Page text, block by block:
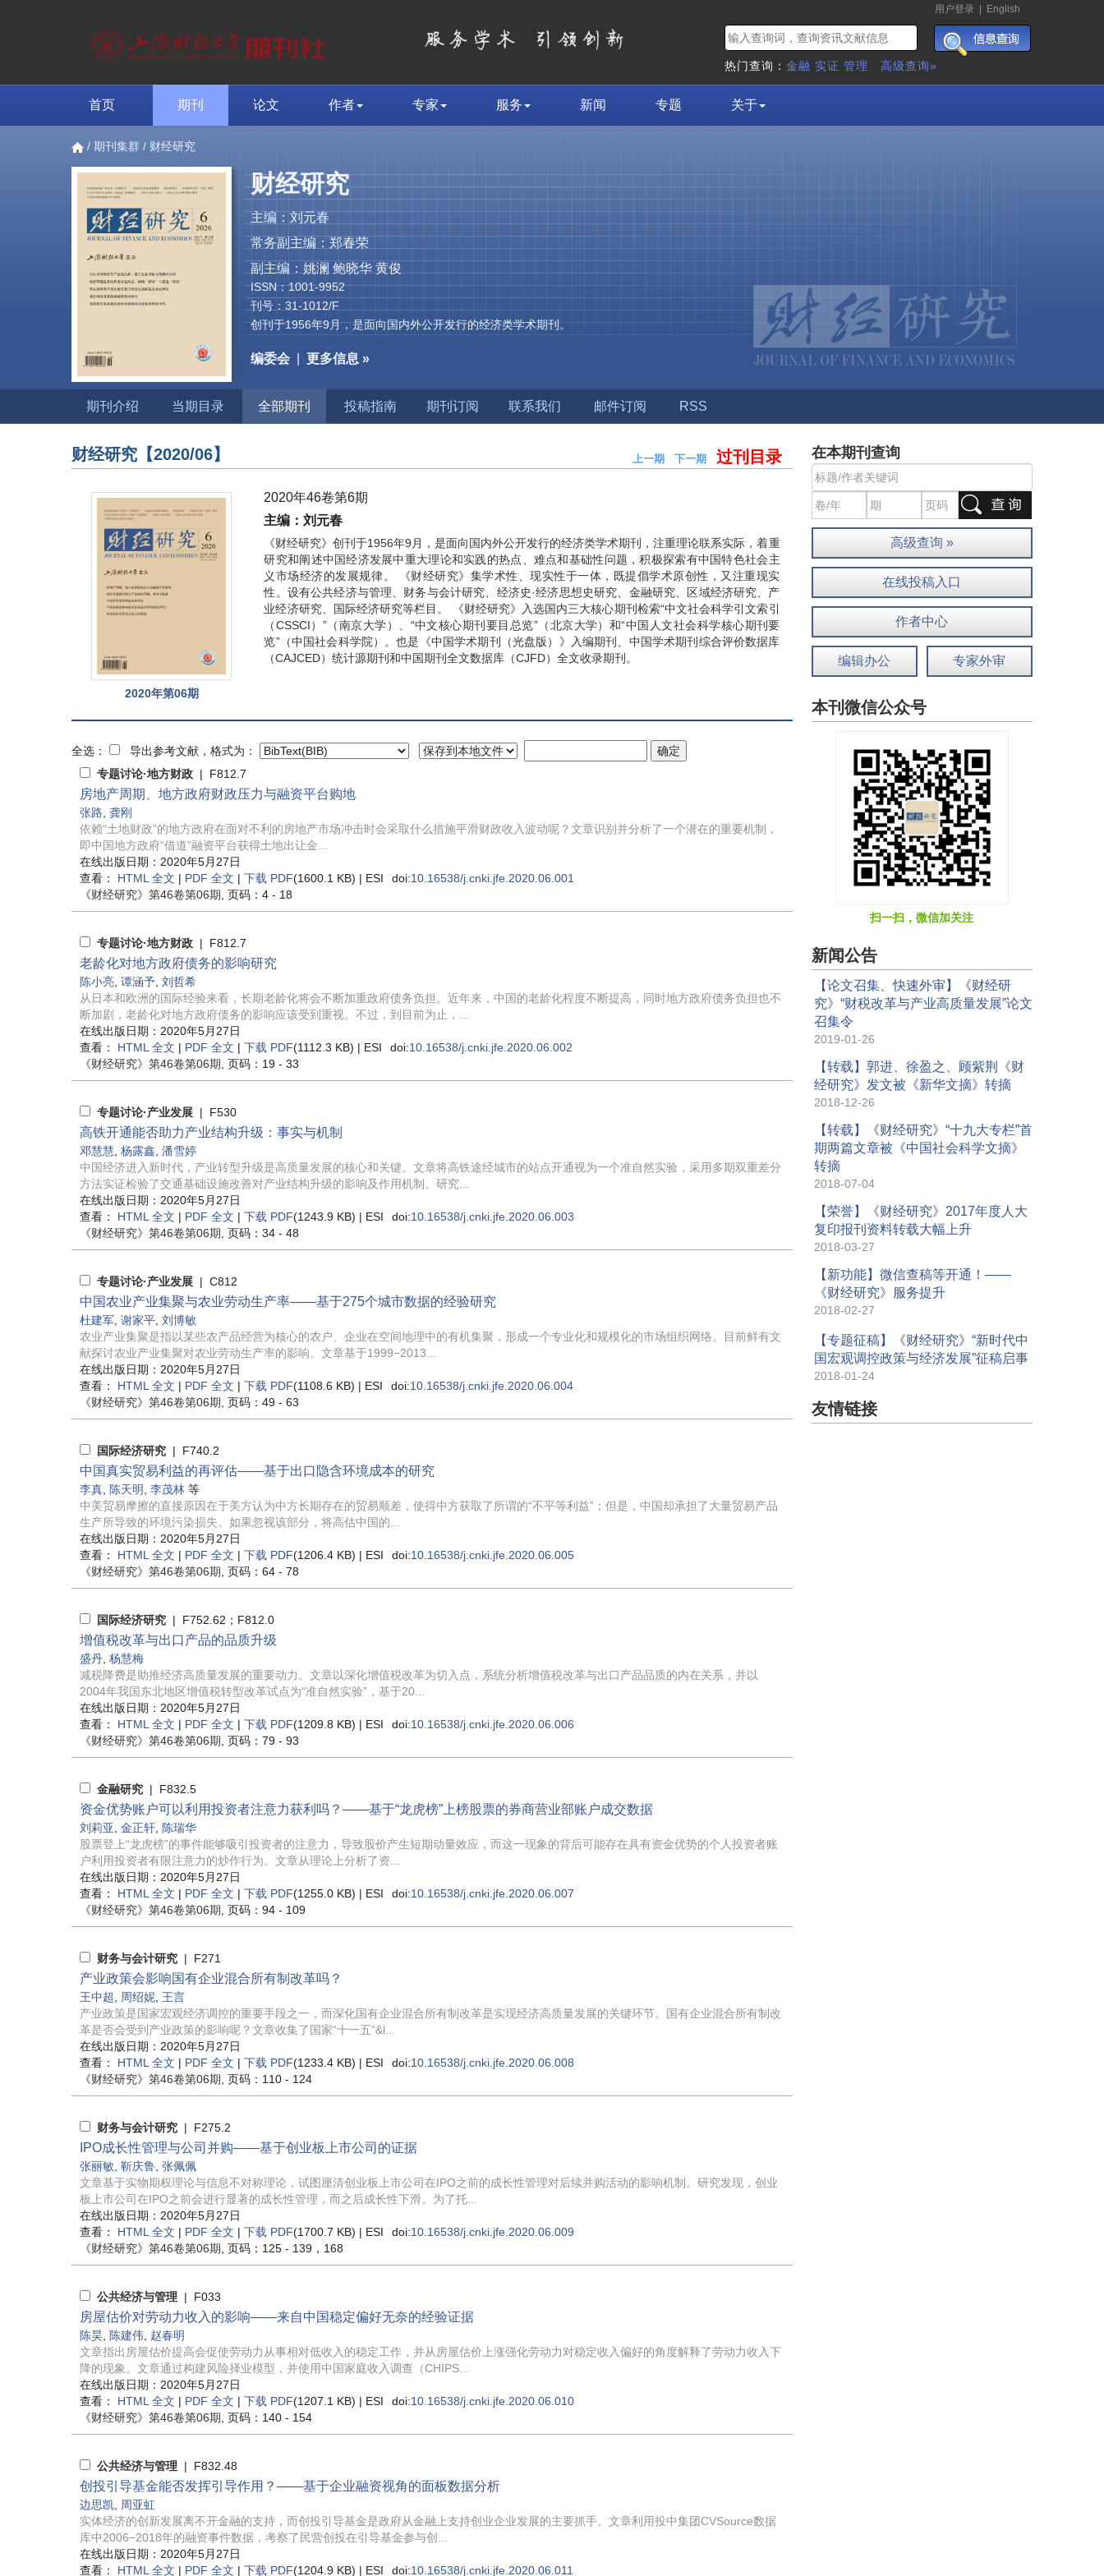
用户登录 English
热门查询： 金融 实证 管理 高级查询»
首页 期刊 论文 作者 专家 服务 新闻 专题 关于
/ 期刊集群 / 财经研究
财经研究
主编：刘元春
常务副主编：郑春荣
副主编：姚澜 鲍晓华 黄俊
ISSN：1001-9952
刊号：31-1012/F
创刊于1956年9月，是面向国内外公开发行的经济类学术期刊。
编委会 更多信息 »
期刊介绍 当期目录 全部期刊 投稿指南 期刊订阅 联系我们 邮件订阅 RSS
财经研究 【2020/06】 上一期 下一期过刊目录
2020年第06期
2020年46卷第6期
主编：刘元春
《财经研究》创刊于1956年9月，是面向国内外公开发行的经济类学术期刊，注重理论联系实际，着重
研究和阐述中国经济发展中重大理论和实践的热点、难点和基础性问题，积极探索有中国特色社会主
义市场经济的发展规律。 《财经研究》集学术性、现实性于一体，既提倡学术原创性，又注重现实
性。设有公共经济与管理、财务与会计研究、经济史·经济思想史研究、金融研究、区域经济研究、产
业经济研究、国际经济研究等栏目。 《财经研究》入选国内三大核心期刊检索“中文社会科学引文索引
（CSSCI）”（南京大学）、“中文核心期刊要目总览”（北京大学）和“中国人文社会科学核心期刊要
览”（中国社会科学院）。也是《中国学术期刊（光盘版）》入编期刊、中国学术期刊综合评价数据库
（CAJCED）统计源期刊和中国期刊全文数据库（CJFD）全文收录期刊。
全选：
导出参考文献，格式为：
专题讨论·地方财政 | F812.7
房地产周期、地方政府财政压力与融资平台购地
张路 龚刚
依赖“土地财政”的地方政府在面对不利的房地产市场冲击时会采取什么措施平滑财政收入波动呢？文章识别并分析了一个潜在的重要机制，
即中国地方政府“借道”融资平台获得土地出让金...
在线出版日期：2020年5月27日
查看： HTML 全文 | PDF 全文 | 下载 PDF(1600.1 KB) | ESI doi:10.16538/j.cnki.jfe.2020.06.001
《财经研究》 第46卷第06期 , 页码：4 - 18
专题讨论·地方财政 | F812.7
老龄化对地方政府债务的影响研究
陈小亮 谭涵予 刘哲希
从日本和欧洲的国际经验来看，长期老龄化将会不断加重政府债务负担。近年来，中国的老龄化程度不断提高，同时地方政府债务负担也不
断加剧，老龄化对地方政府债务的影响应该受到重视。不过，到目前为止，...
在线出版日期：2020年5月27日
查看： HTML 全文 | PDF 全文 | 下载 PDF(1112.3 KB) | ESI doi:10.16538/j.cnki.jfe.2020.06.002
《财经研究》 第46卷第06期 , 页码：19 - 33
专题讨论·产业发展 | F530
高铁开通能否助力产业结构升级：事实与机制
邓慧慧 杨露鑫 潘雪婷
中国经济进入新时代，产业转型升级是高质量发展的核心和关键。文章将高铁途经城市的站点开通视为一个准自然实验，采用多期双重差分
方法实证检验了交通基础设施改善对产业结构升级的影响及作用机制。研究...
在线出版日期：2020年5月27日
查看： HTML 全文 | PDF 全文 | 下载 PDF(1243.9 KB) | ESI doi:10.16538/j.cnki.jfe.2020.06.003
《财经研究》 第46卷第06期 , 页码：34 - 48
专题讨论·产业发展 | C812
中国农业产业集聚与农业劳动生产率——基于275个城市数据的经验研究
杜建军 谢家平 刘博敏
农业产业集聚是指以某些农产品经营为核心的农户、企业在空间地理中的有机集聚，形成一个专业化和规模化的市场组织网络。目前鲜有文
献探讨农业产业集聚对农业劳动生产率的影响。文章基于1999−2013...
在线出版日期：2020年5月27日
查看： HTML 全文 | PDF 全文 | 下载 PDF(1108.6 KB) | ESI doi:10.16538/j.cnki.jfe.2020.06.004
《财经研究》 第46卷第06期 , 页码：49 - 63
国际经济研究 | F740.2
中国真实贸易利益的再评估——基于出口隐含环境成本的研究
李真 陈天明 李茂林 等
中美贸易摩擦的直接原因在于美方认为中方长期存在的贸易顺差，使得中方获取了所谓的“不平等利益”；但是，中国却承担了大量贸易产品
生产所导致的环境污染损失。如果忽视该部分，将高估中国的...
在线出版日期：2020年5月27日
查看： HTML 全文 | PDF 全文 | 下载 PDF(1206.4 KB) | ESI doi:10.16538/j.cnki.jfe.2020.06.005
《财经研究》 第46卷第06期 , 页码：64 - 78
国际经济研究 | F752.62；F812.0
增值税改革与出口产品的品质升级
盛丹 杨慧梅
减税降费是助推经济高质量发展的重要动力。文章以深化增值税改革为切入点，系统分析增值税改革与出口产品品质的内在关系，并以
2004年我国东北地区增值税转型改革试点为“准自然实验”，基于20...
在线出版日期：2020年5月27日
查看： HTML 全文 | PDF 全文 | 下载 PDF(1209.8 KB) | ESI doi:10.16538/j.cnki.jfe.2020.06.006
《财经研究》 第46卷第06期 , 页码：79 - 93
金融研究 | F832.5
资金优势账户可以利用投资者注意力获利吗？——基于“龙虎榜”上榜股票的券商营业部账户成交数据
刘莉亚 金正轩 陈瑞华
股票登上“龙虎榜”的事件能够吸引投资者的注意力，导致股价产生短期动量效应，而这一现象的背后可能存在具有资金优势的个人投资者账
户利用投资者有限注意力的炒作行为。文章从理论上分析了资...
在线出版日期：2020年5月27日
查看： HTML 全文 | PDF 全文 | 下载 PDF(1255.0 KB) | ESI doi:10.16538/j.cnki.jfe.2020.06.007
《财经研究》 第46卷第06期 , 页码：94 - 109
财务与会计研究 | F271
产业政策会影响国有企业混合所有制改革吗？
王中超 周绍妮 王言
产业政策是国家宏观经济调控的重要手段之一，而深化国有企业混合所有制改革是实现经济高质量发展的关键环节。国有企业混合所有制改
革是否会受到产业政策的影响呢？文章收集了国家“十一五”&l...
在线出版日期：2020年5月27日
查看： HTML 全文 | PDF 全文 | 下载 PDF(1233.4 KB) | ESI doi:10.16538/j.cnki.jfe.2020.06.008
《财经研究》 第46卷第06期 , 页码：110 - 124
财务与会计研究 | F275.2
IPO成长性管理与公司并购——基于创业板上市公司的证据
张丽敏 靳庆鲁 张佩佩
文章基于实物期权理论与信息不对称理论，试图厘清创业板上市公司在IPO之前的成长性管理对后续并购活动的影响机制。研究发现，创业
板上市公司在IPO之前会进行显著的成长性管理，而之后成长性下滑。为了托...
在线出版日期：2020年5月27日
查看： HTML 全文 | PDF 全文 | 下载 PDF(1700.7 KB) | ESI doi:10.16538/j.cnki.jfe.2020.06.009
《财经研究》 第46卷第06期 , 页码：125 - 139，168
公共经济与管理 | F033
房屋估价对劳动力收入的影响——来自中国稳定偏好无奈的经验证据
陈昊 陈建伟 赵春明
文章指出房屋估价提高会促使劳动力从事相对低收入的稳定工作，并从房屋估价上涨强化劳动力对稳定收入偏好的角度解释了劳动力收入下
降的现象。文章通过构建风险择业模型，并使用中国家庭收入调查（CHIPS...
在线出版日期：2020年5月27日
查看： HTML 全文 | PDF 全文 | 下载 PDF(1207.1 KB) | ESI doi:10.16538/j.cnki.jfe.2020.06.010
《财经研究》 第46卷第06期 , 页码：140 - 154
公共经济与管理 | F832.48
创投引导基金能否发挥引导作用？——基于企业融资视角的面板数据分析
边思凯
周亚虹
实体经济的创新发展离不开金融的支持，而创投引导基金是政府从金融上支持创业企业发展的主要抓手。文章利用投中集团CVSource数据
库中2006−2018年的融资事件数据，考察了民营创投在引导基金参与创...
在线出版日期：2020年5月27日
查看： HTML 全文 | PDF 全文 | 下载 PDF(1204.9 KB) | ESI doi:10.16538/j.cnki.jfe.2020.06.011
在本期刊查询
高级查询 »
在线投稿入口
作者中心
编辑办公 专家外审
本刊微信公众号
扫一扫，微信加关注
新闻公告
【论文召集、快速外审】《财经研
究》“财税改革与产业高质量发展”论文
召集令
2019-01-26
【转载】郭进、徐盈之、顾紫荆《财
经研究》发文被《新华文摘》转摘
2018-12-26
【转载】《财经研究》“十九大专栏”首
期两篇文章被《中国社会科学文摘》
转摘
2018-07-04
【荣誉】《财经研究》2017年度人大
复印报刊资料转载大幅上升
2018-03-27
【新功能】微信查稿等开通！——
《财经研究》服务提升
2018-02-27
【专题征稿】《财经研究》“新时代中
国宏观调控政策与经济发展”征稿启事
2018-01-24
友情链接